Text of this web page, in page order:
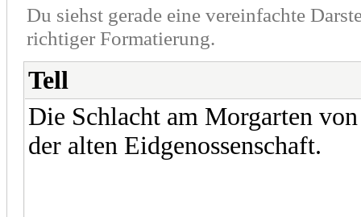
Du siehst gerade eine vereinfachte
richtiger Formatierung.
Tell
Die Schlacht am Morgarten
der alten Eidgenossenschaft.